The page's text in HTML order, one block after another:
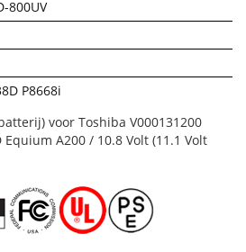
800UV
P8668i